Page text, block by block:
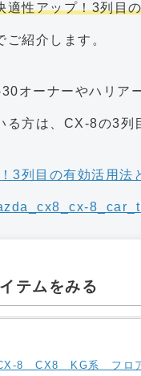
性アップ！3列目
ご紹介します。
オーナーやハリア
る方は、CX-8の3列
テムをみる
8 CX8 KG系 フロア